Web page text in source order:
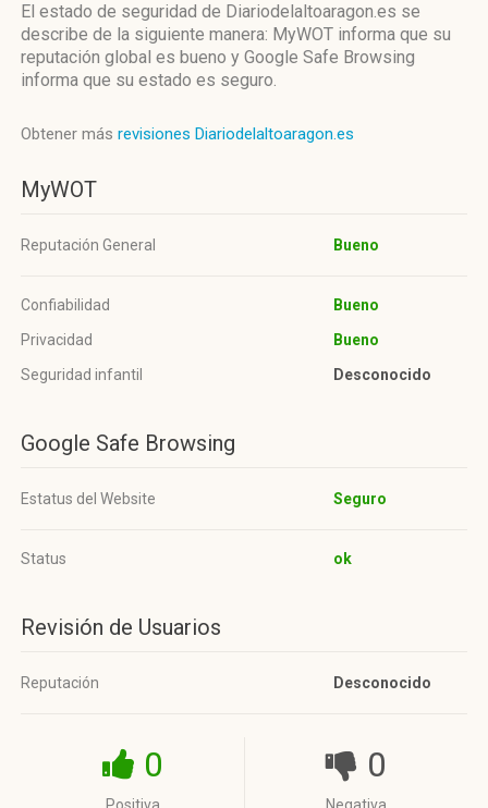
El estado de seguridad de Diariodelaltoaragon.es se
describe de la siguiente manera: MyWOT informa que su
reputación global es bueno y Google Safe Browsing
informa que su estado es seguro.
Obtener más revisiones Diariodelaltoaragon.es
MyWOT
Reputación General Bueno
Confiabilidad
Bueno
Privacidad
Bueno
Seguridad infantil
Desconocido
Google Safe Browsing
Estatus del Website Seguro
Status ok
Revisión de Usuarios
Reputación Desconocido
0 0